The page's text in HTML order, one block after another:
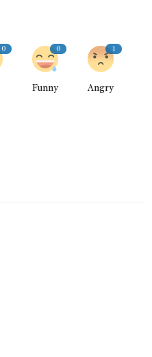
0 0
Funny
1
Angry